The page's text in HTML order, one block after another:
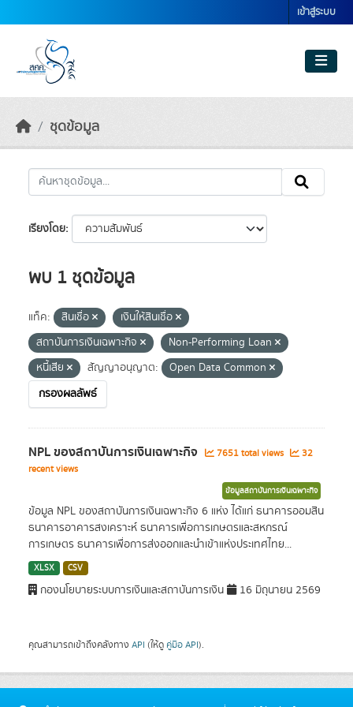
เข้าสู่ระบบ
ชุดข้อมูล
เรียงโดย
พบ 1 ชุดข้อมูล
แท็ค: สินเชื่อ
เงินให้สินเชื่อ
สถาบันการเงินเฉพาะกิจ
Non-Performing Loan
หนี้เสีย
สัญญาอนุญาต:
Open Data Common
กรองผลลัพธ์
NPL ของสถาบันการเงินเฉพาะกิจ 7651 total views
32
recent views
ข้อมูลสถาบันการเงินเฉพาะกิจ
ข้อมูล NPL ของสถาบันการเงินเฉพาะกิจ 6 แห่ง ได้แก่ ธนาคารออมสิน
ธนาคารอาคารสงเคราะห์ ธนาคารเพื่อการเกษตรและสหกรณ์
การเกษตร ธนาคารเพื่อการส่งออกและนำเข้าแห่งประเทศไทย...
XLSX CSV
กองนโยบายระบบการเงินและสถาบันการเงิน 16 มิถุนายน 2569
คุณสามารถเข้าถึงคลังทาง API (ให้ดู คู่มือ API).